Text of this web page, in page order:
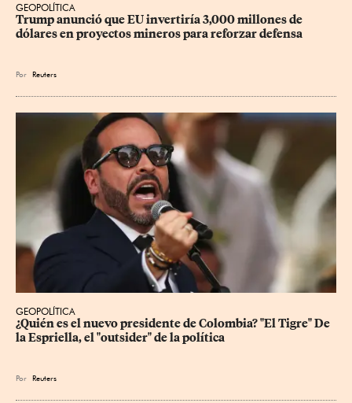
GEOPOLÍTICA
Trump anunció que EU invertiría 3,000 millones de
dólares en proyectos mineros para reforzar defensa
Por Reuters
GEOPOLÍTICA
¿Quién es el nuevo presidente de Colombia? "El Tigre" De
la Espriella, el "outsider" de la política
Por Reuters